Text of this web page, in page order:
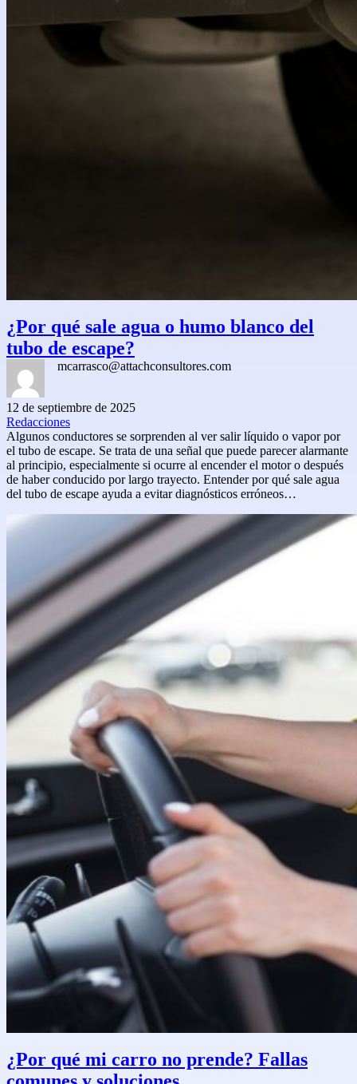
¿Por qué sale agua o humo blanco del
tubo de escape?
mcarrasco@attachconsultores.com
12 de septiembre de 2025
Redacciones
Algunos conductores se sorprenden al ver salir líquido o vapor por
el tubo de escape. Se trata de una señal que puede parecer alarmante
al principio, especialmente si ocurre al encender el motor o después
de haber conducido por largo trayecto. Entender por qué sale agua
del tubo de escape ayuda a evitar diagnósticos erróneos…
¿Por qué mi carro no prende? Fallas